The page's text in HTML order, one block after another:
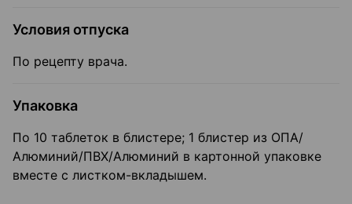
Условия отпуска
По рецепту врача.
Упаковка
По 10 таблеток в блистере; 1 блистер из ОПА/
Алюминий/ПВХ/Алюминий в картонной упаковке
вместе с листком-вкладышем.